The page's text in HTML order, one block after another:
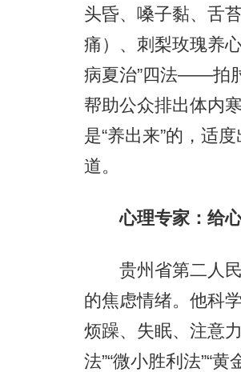
头昏、嗓子黏、舌
痛）、刺梨玫瑰养
病夏治”四法——拍
帮助公众排出体内
是“养出来”的，适
道。
心理专家：给
贵州省第二人民
的焦虑情绪。他科
烦躁、失眠、注意
法”“微小胜利法”“